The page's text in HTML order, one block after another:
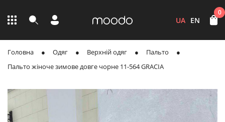
UA EN
0
Головна Одяг Верхній одяг
Пальто
Пальто жіноче зимове довге чорне 11-564 GRACIA